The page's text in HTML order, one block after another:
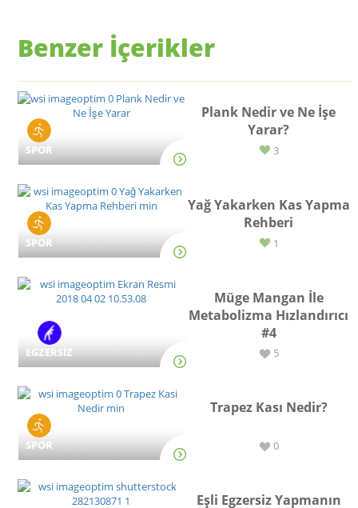
Benzer İçerikler
SPOR
Plank Nedir ve Ne İşe
Yarar?
3
SPOR
Yağ Yakarken Kas Yapma
Rehberi
1
EGZERSİZ
Müge Mangan İle
Metabolizma Hızlandırıcı
#4
5
SPOR
Trapez Kası Nedir?
0
Eşli Egzersiz Yapmanın